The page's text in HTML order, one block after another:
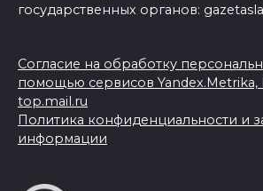
государственных органов:
Согласие на обработку
помощью сервисов Yandex.Metrika,
top.mail.ru
Политика конфиденциальности и
информации